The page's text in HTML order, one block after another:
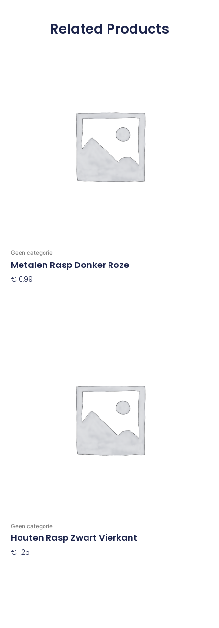
Related Products
Geen categorie
Metalen Rasp Donker Roze
€ 0,99
Geen categorie
Houten Rasp Zwart Vierkant
€ 1,25